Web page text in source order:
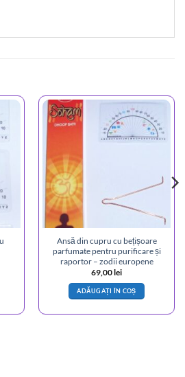
Ansă din cupru cu bețișoare
parfumate pentru purificare și
raportor – zodii europene
69,00lei
ADĂUGAȚI ÎN COȘ